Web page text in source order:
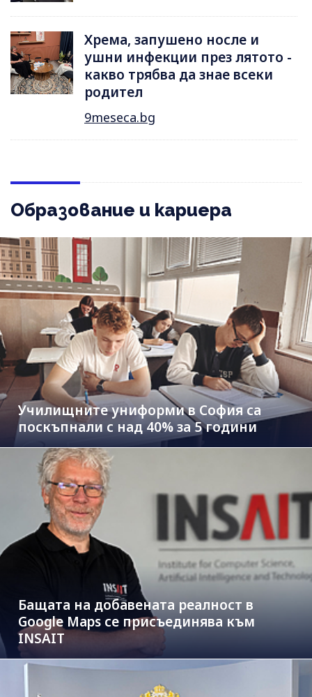
Хрема, запушено носле и
ушни инфекции през лятотo -
какво трябва да знае всеки
родител
9meseca.bg
Образование и кариера
Училищните униформи в София са
поскъпнали с над 40% за 5 години
Бащата на добавената реалност в
Google Maps се присъединява към
INSAIT